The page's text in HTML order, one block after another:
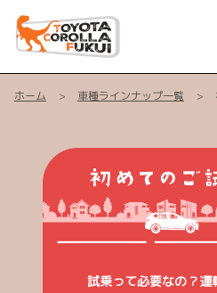
ホーム 車種ラインナップ一覧
試乗って必要なの？運